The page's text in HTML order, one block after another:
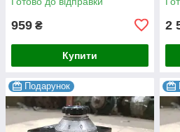
959 ₴
Купити
2
Подарунок